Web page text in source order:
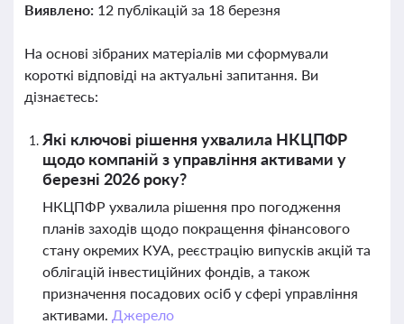
Виявлено: 12 публікацій за 18 березня
На основі зібраних матеріалів ми сформували
короткі відповіді на актуальні запитання. Ви
дізнаєтесь:
Які ключові рішення ухвалила НКЦПФР
щодо компаній з управління активами у
березні 2026 року?
НКЦПФР ухвалила рішення про погодження
планів заходів щодо покращення фінансового
стану окремих КУА, реєстрацію випусків акцій та
облігацій інвестиційних фондів, а також
призначення посадових осіб у сфері управління
активами. Джерело